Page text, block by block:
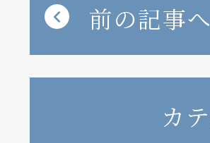
前の記事へ
カ